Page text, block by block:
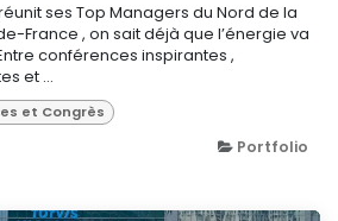
ses Top Managers du Nord de la
France , on sait déjà que l’énergie va
conférences inspirantes ,
et ...
et Congrès
Portfolio